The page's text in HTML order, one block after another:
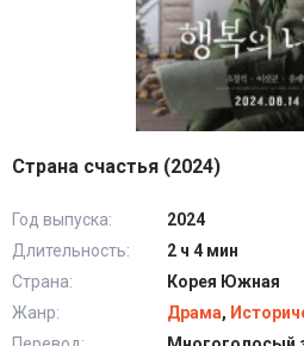
Страна счастья (2024)
Год выпуска:
2024
Длительность:
2 ч 4 мин
Страна:
Корея Южная
Жанр:
Драма,